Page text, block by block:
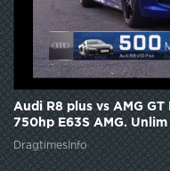
Audi R8 plus vs AMG GT
750hp E63S AMG.
DragtimesInfo